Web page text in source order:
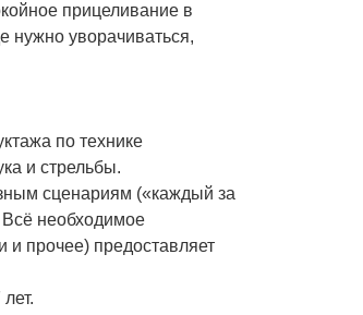
прицеливание в
нужно уворачиваться,
по технике
и стрельбы.
сценариям («каждый за
необходимое
и прочее) предоставляет